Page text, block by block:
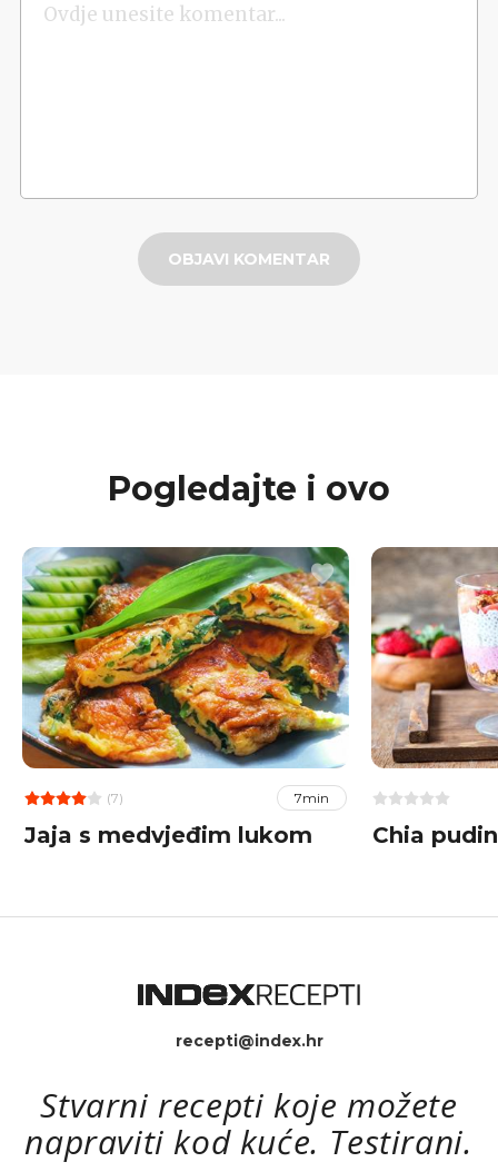
OBJAVI KOMENTAR
Pogledajte i ovo
(7) 7min
Jaja s medvjeđim lukom Chia
recepti@index.hr
Stvarni recepti koje možete
napraviti kod kuće. Testirani.